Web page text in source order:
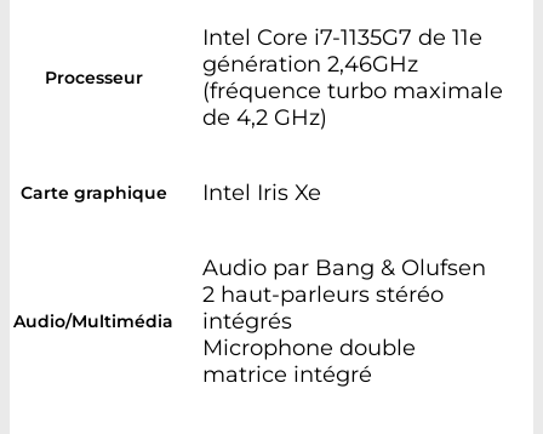
Processeur
Intel Core i7-1135G7 de 11e
génération 2,46GHz
(fréquence turbo maximale
de 4,2 GHz)
Carte graphique Intel Iris Xe
Audio/Multimédia
Audio par Bang & Olufsen
2 haut-parleurs stéréo
intégrés
Microphone double
matrice intégré